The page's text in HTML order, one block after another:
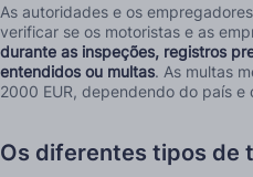
As autoridades e os
verificar se os motoristas e as
durante as inspeções, registros
entendidos ou multas. As multas
2000 EUR, dependendo do país e
Os diferentes tipos de